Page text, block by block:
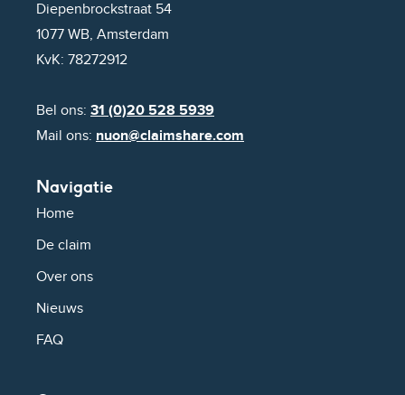
Diepenbrockstraat 54
1077 WB, Amsterdam
KvK: 78272912
Bel ons: 31 (0)20 528 5939
Mail ons: nuon@claimshare.com
Navigatie
Home
De claim
Over ons
Nieuws
FAQ